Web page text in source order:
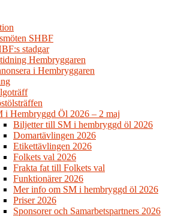
SHBF
stadgar
Hembryggaren
i Hembryggaren
i Hembryggd Öl 2026 – 2 maj
Biljetter till SM i hembryggd öl 2026
Domartävlingen 2026
Etikettävlingen 2026
Folkets val 2026
Frakta fat till Folkets val
Funktionärer 2026
Mer info om SM i hembryggd öl 2026
Priser 2026
Sponsorer och Samarbetspartners 2026